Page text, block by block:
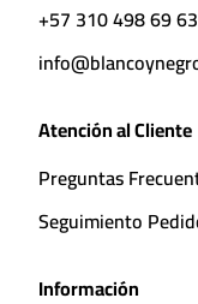
+57 310 498 69 63
Atención al Cliente
Preguntas
Seguimiento
Información